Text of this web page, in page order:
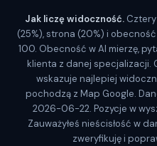
Jak liczę widoczność.Cztery
(25%), strona (20%) i
100. Obecność w AI mierzę,
klienta z danej specjalizacji.
wskazuje najlepiej
pochodzą z Map Google.
2026-06-22. Pozycje w
Zauważyłeś nieścisłość w
zweryfikuję i